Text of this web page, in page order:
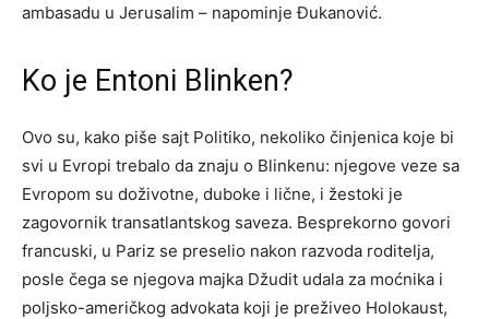
ambasadu u Jerusalim – napominje Đukanović.
Ko je Entoni Blinken?
Ovo su, kako piše sajt Politiko, nekoliko činjenica koje bi
svi u Evropi trebalo da znaju o Blinkenu: njegove veze sa
Evropom su doživotne, duboke i lične, i žestoki je
zagovornik transatlantskog saveza. Besprekorno govori
francuski, u Pariz se preselio nakon razvoda roditelja,
posle čega se njegova majka Džudit udala za moćnika i
poljsko-američkog advokata koji je preživeo Holokaust,